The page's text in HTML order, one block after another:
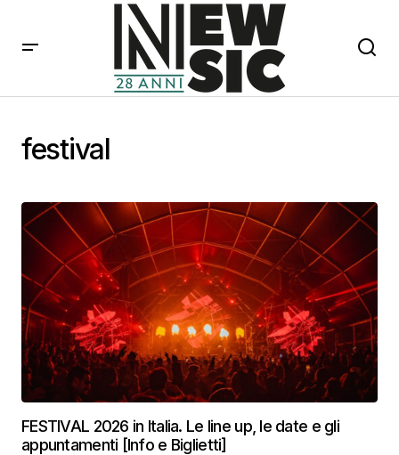
festival
FESTIVAL 2026 in Italia. Le line up, le date e gli
appuntamenti [Info e Biglietti]